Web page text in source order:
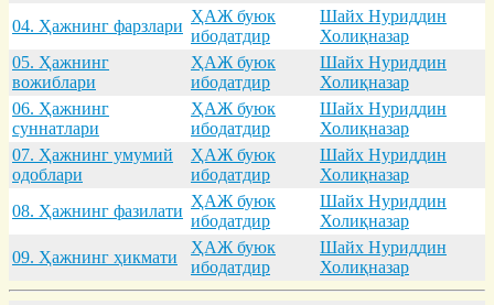
04. Ҳaжнинг фaрзлaри
ҲАЖ буюк
ибодатдир
Шайх Нуриддин
Холиқназар
05. Ҳaжнинг
вожиблaри
ҲАЖ буюк
ибодатдир
Шайх Нуриддин
Холиқназар
06. Ҳaжнинг
суннaтлaри
ҲАЖ буюк
ибодатдир
Шайх Нуриддин
Холиқназар
07. Ҳaжнинг умумий
одоблaри
ҲАЖ буюк
ибодатдир
Шайх Нуриддин
Холиқназар
08. Ҳaжнинг фaзилaти
ҲАЖ буюк
ибодатдир
Шайх Нуриддин
Холиқназар
09. Ҳaжнинг ҳикмaти
ҲАЖ буюк
ибодатдир
Шайх Нуриддин
Холиқназар